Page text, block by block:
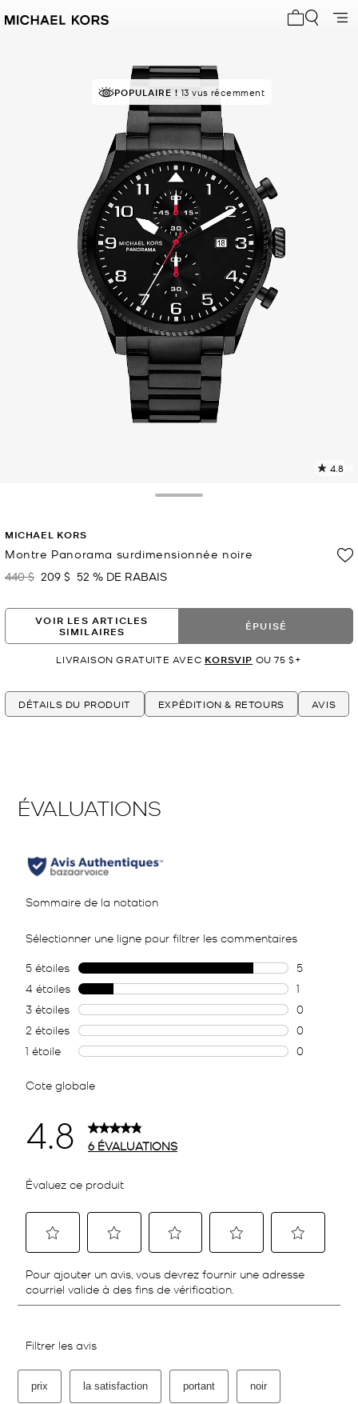
POPULAIRE ! 13 vus récemment
4.8
MICHAEL KORS
Montre Panorama surdimensionnée noire
était
440 $ maintenant
209 $ 52 % DE RABAIS
VOIR LES ARTICLES
SIMILAIRES
ÉPUISÉ
LIVRAISON GRATUITE AVEC KORSVIP OU 75 $+
DÉTAILS DU PRODUIT EXPÉDITION & RETOURS AVIS